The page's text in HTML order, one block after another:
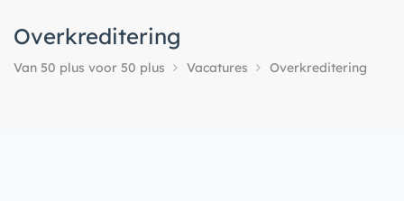
Overkreditering
Van 50 plus voor 50 plus Vacatures Overkreditering